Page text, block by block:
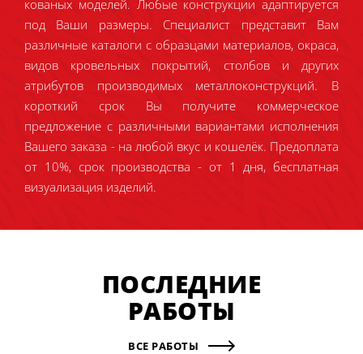
кованых моделей. Любые конструкции адаптируется
под Ваши размеры. Специалист представит Вам
различные каталоги с образцами материалов, окраса,
видов кровельных покрытий, столбов и других
атрибутов производимых металлоконструкций. В
короткий срок Вы получите коммерческое
предложение с различными вариантами исполнения
Вашего заказа - на любой вкус и кошелёк. Предоплата
от 10%, срок производства - от 1 дня, бесплатная
визуализация изделий.
ПОСЛЕДНИЕ
РАБОТЫ
ВСЕ РАБОТЫ